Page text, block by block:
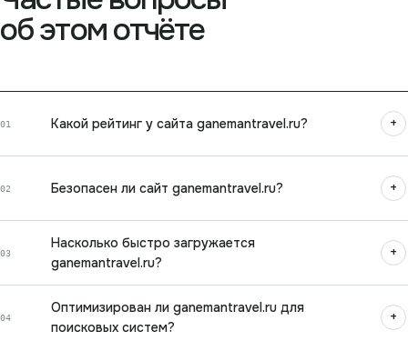
об этом отчёте
01 Какой рейтинг у сайта ganemantravel.ru? +
02 Безопасен ли сайт ganemantravel.ru? +
03
Насколько быстро загружается
ganemantravel.ru?
+
04
Оптимизирован ли ganemantravel.ru для
поисковых систем?
+